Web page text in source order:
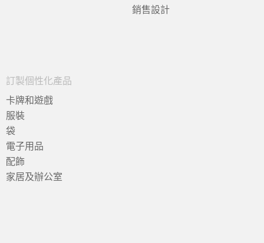
銷售設計
訂製個性化產品
卡牌和遊戲
服裝
袋
電子用品
配飾
家居及辦公室